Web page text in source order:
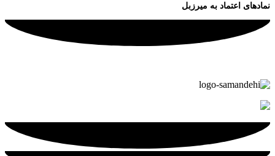
نمادهای اعتماد به میرزبل